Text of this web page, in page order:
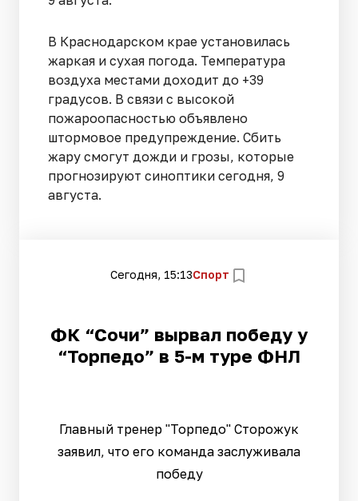
В Краснодарском крае установилась
жаркая и сухая погода. Температура
воздуха местами доходит до +39
градусов. В связи с высокой
пожароопасностью объявлено
штормовое предупреждение. Сбить
жару смогут дожди и грозы, которые
прогнозируют синоптики сегодня, 9
августа.
Сегодня, 15:13Спорт
ФК “Сочи” вырвал победу у
“Торпедо” в 5-м туре ФНЛ
Главный тренер "Торпедо" Сторожук
заявил, что его команда заслуживала
победу